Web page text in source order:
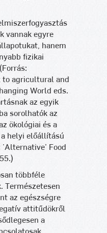
vannak egyre
hanem
fizikai
to agricultural and
World eds.
az egyik
sorolhatók az
ökológiai és a
helyi előállítású
Food
többféle
Természetesen
az egészségre
attitűdökről
a